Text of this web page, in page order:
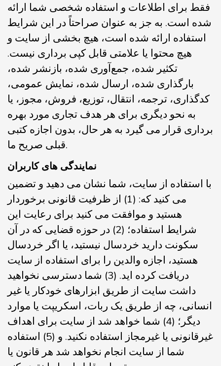
فقط برای اطلاعات و استفاده شخصی شما ارائه
شده است. به جز به عنوان صراحتاً در این شرایط
استفاده ارائه شده است، هیچ بخشی از سایت و
هیچ محتوا یا علامتی قابل کپی برداری نیست.
تکثیر شده، جمع‌آوری شده، بازنشر شده،
بارگذاری شده، ارسال شده، نمایش عمومی،
کدگذاری، ترجمه، انتقال، توزیع، فروش، مجوز، یا
به نحو دیگری برای هر هدف تجاری مورد بهره
برداری قرار می گیرد به هر حال، بدون اجازه کتبی
قبلی صریح ما.
نمایندگی های کاربران
با استفاده از سایت، شما نشان می دهید و تضمین
می کنید که: (1) از ظرفیت قانونی برخوردار
هستید و موافقت می کنید برای رعایت این
شرایط استفاده؛ (2) در حوزه قضایی که در آن
سکونت دارید خردسال نیستید، یا اگر خردسال
هستید، اجازه والدین را برای استفاده از سایت
دریافت کرده اید. (3) شما دسترسی نخواهید
داشت سایت از طریق ابزارهای خودکار یا غیر
انسانی، چه از طریق یک ربات، اسکریپت یا موارد
دیگر؛ (4) شما خواهد شد از سایت برای اهداف
غیرقانونی یا غیرمجاز استفاده نکنید. و (5) استفاده
شما از سایت انجام نخواهد شد هر قانون یا